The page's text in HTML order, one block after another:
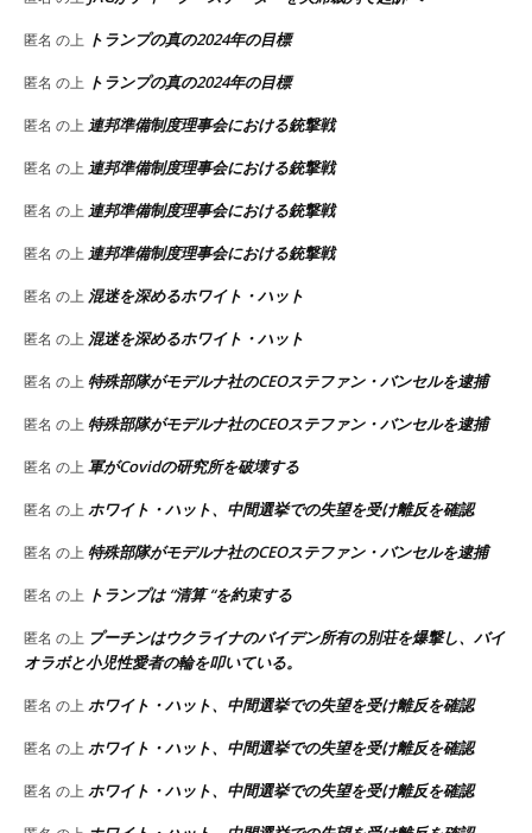
匿名 の上 トランプの真の2024年の目標
匿名 の上 トランプの真の2024年の目標
匿名 の上連邦準備制度理事会における銃撃戦
匿名 の上連邦準備制度理事会における銃撃戦
匿名 の上連邦準備制度理事会における銃撃戦
匿名 の上連邦準備制度理事会における銃撃戦
匿名 の上 混迷を深めるホワイト・ハット
匿名 の上 混迷を深めるホワイト・ハット
匿名 の上特殊部隊がモデルナ社のCEOステファン・バンセルを逮捕
匿名 の上特殊部隊がモデルナ社のCEOステファン・バンセルを逮捕
匿名 の上軍がCovidの研究所を破壊する
匿名 の上ホワイト・ハット、中間選挙での失望を受け離反を確認
匿名 の上特殊部隊がモデルナ社のCEOステファン・バンセルを逮捕
匿名 の上 トランプは “清算 “を約束する
匿名 の上 プーチンはウクライナのバイデン所有の別荘を爆撃し、バイ
オラボと小児性愛者の輪を叩いている。
匿名 の上ホワイト・ハット、中間選挙での失望を受け離反を確認
匿名 の上ホワイト・ハット、中間選挙での失望を受け離反を確認
匿名 の上ホワイト・ハット、中間選挙での失望を受け離反を確認